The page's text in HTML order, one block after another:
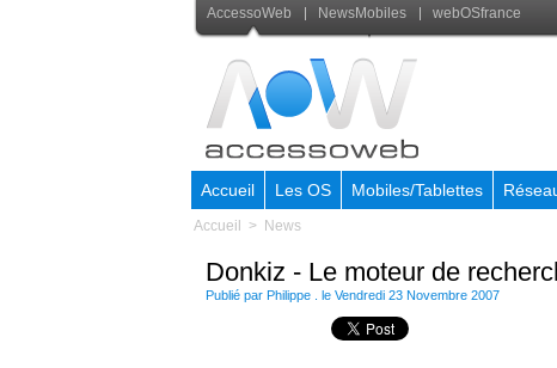
AccessoWeb NewsMobiles webOSfrance
Accueil Les OS Mobiles/Tablettes
Accueil > News
Donkiz - Le moteur de
Publié par Philippe . le Vendredi 23 Novembre 2007